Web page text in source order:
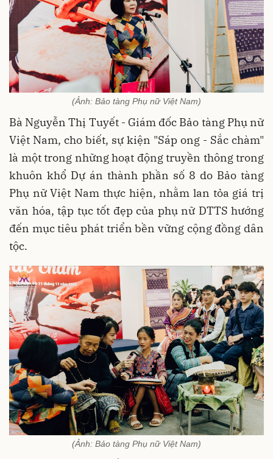
(Ảnh: Bảo tàng Phụ nữ Việt Nam)
Bà Nguyễn Thị Tuyết - Giám đốc Bảo tàng Phụ nữ
Việt Nam, cho biết, sự kiện "Sáp ong - Sắc chàm"
là một trong những hoạt động truyền thông trong
khuôn khổ Dự án thành phần số 8 do Bảo tàng
Phụ nữ Việt Nam thực hiện, nhằm lan tỏa giá trị
văn hóa, tập tục tốt đẹp của phụ nữ DTTS hướng
đến mục tiêu phát triển bền vững cộng đồng dân
tộc.
(Ảnh: Bảo tàng Phụ nữ Việt Nam)